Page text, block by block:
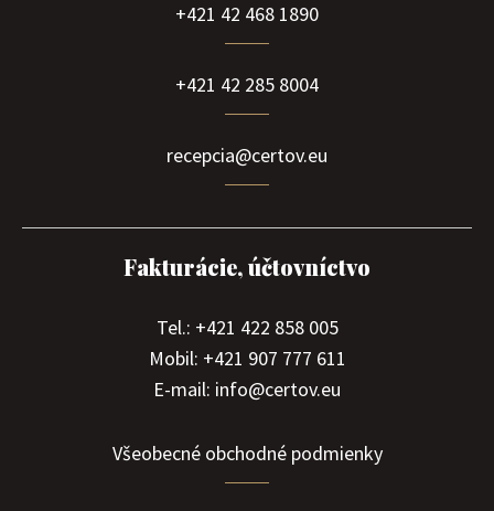
+421 42 468 1890
+421 42 285 8004
recepcia@certov.eu
Fakturácie, účtovníctvo
Tel.: +421 422 858 005
Mobil: +421 907 777 611
E-mail: info@certov.eu
Všeobecné obchodné podmienky